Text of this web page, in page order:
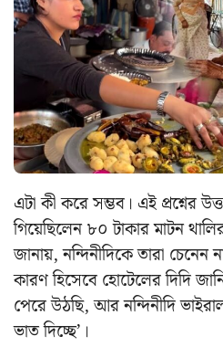
এটা কী করে সম্ভব। এই প্রশ্নের
গিয়েছিলেন ৮০ টাকার মাটন
জানায়, নন্দিনীদিকে তারা
কারণ হিসেবে হোটেলের দিদি
পেরে উঠছি, আর নন্দিনীদি
ভাত দিচ্ছে’।